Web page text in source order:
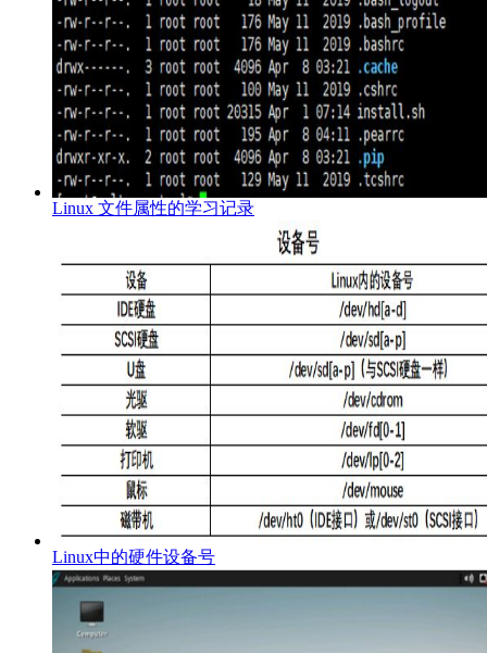
Linux 文件属性的学习记录
Linux中的硬件设备号